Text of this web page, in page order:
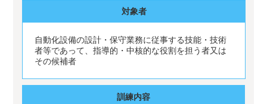
対象者
自動化設備の設計・保守業務に従事する技能・技術
者等であって、指導的・中核的な役割を担う者又は
その候補者
訓練内容